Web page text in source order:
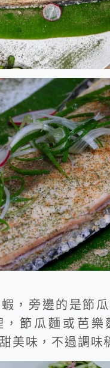
，旁邊的是節
，節瓜麵或芭樂
美味，不過調味